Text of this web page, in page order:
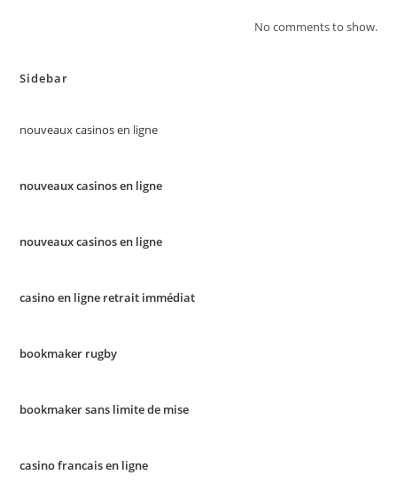
No comments to show.
Sidebar
nouveaux casinos en ligne
nouveaux casinos en ligne
nouveaux casinos en ligne
casino en ligne retrait immédiat
bookmaker rugby
bookmaker sans limite de mise
casino francais en ligne